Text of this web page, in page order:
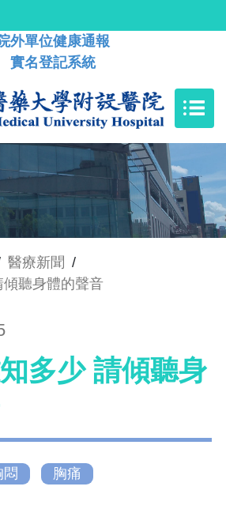
外單位健康通報
實名登記系統
醫療新聞 /
聽身體的聲音
多少 請傾聽身
悶 胸痛